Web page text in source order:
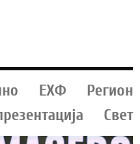
ЕХФ
Регион
Свет